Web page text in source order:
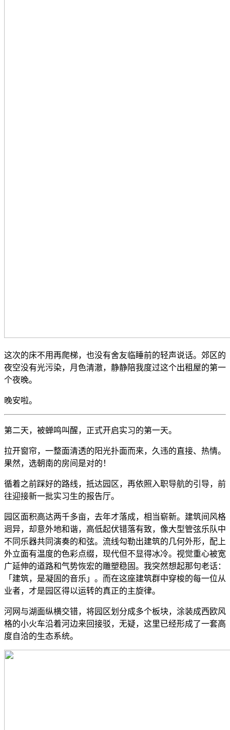
这次的床不用再爬梯，也没有舍友临睡前的轻声说话。郊区的
夜空没有光污染，月色清澈，静静陪我度过这个出租屋的第一
个夜晚。
晚安啦。
第二天，被蝉鸣叫醒，正式开启实习的第一天。
拉开窗帘，一整面清透的阳光扑面而来，久违的直接、热情。
果然，选朝南的房间是对的！
循着之前踩好的路线，抵达园区，再依照入职导航的引导，前
往迎接新一批实习生的报告厅。
园区面积高达两千多亩，去年才落成，相当崭新。建筑间风格
迥异，却意外地和谐，高低起伏错落有致，像大型管弦乐队中
不同乐器共同演奏的和弦。流线勾勒出建筑的几何外形，配上
外立面有温度的色彩点缀，现代但不显得冰冷。视觉重心被宽
广延伸的道路和气势恢宏的雕塑稳固。我突然想起那句老话：
「建筑，是凝固的音乐」。而在这座建筑群中穿梭的每一位从
业者，才是园区得以运转的真正的主旋律。
河网与湖面纵横交错，将园区划分成多个板块，涂装成西欧风
格的小火车沿着河边来回接驳，无疑，这里已经形成了一套高
度自洽的生态系统。